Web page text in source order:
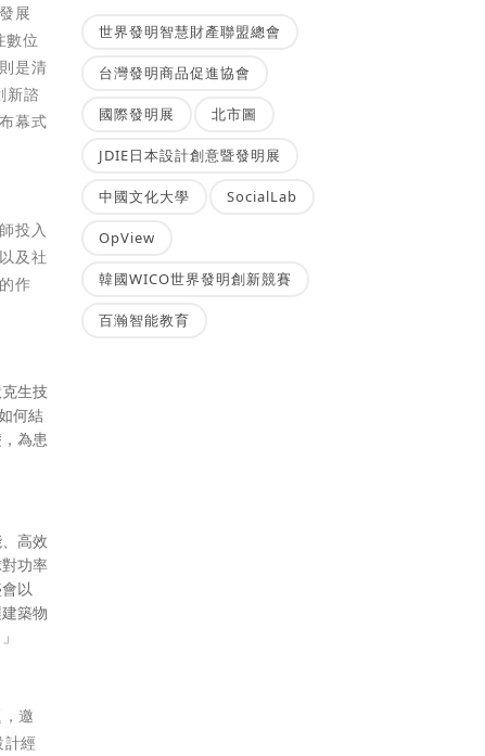
展
數位
是清
新諮
幕式
投入
及社
作
生技
何結
為患
高效
功率
以
築物
邀
經
世界發明智慧財產聯盟總會
台灣發明商品促進協會
國際發明展 北市圖
JDIE日本設計創意暨發明展
中國文化大學 SocialLab
OpView
韓國WICO世界發明創新競賽
百瀚智能教育